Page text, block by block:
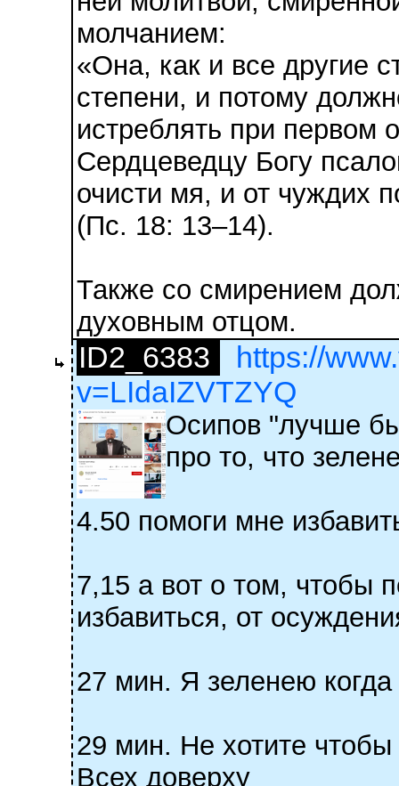
молчанием:
«Она, как и все другие
степени, и потому
истреблять при
Сердцеведцу Богу
очисти мя, и от чуждих
(Пс. 18: 13–14).
Также со смирением
духовным отцом.
ID2_6383
https://
v=LIdaIZVTZYQ
Осипов "лучше
про то, что
4.50 помоги мне
7,15 а вот о том, чтобы
избавиться, от
27 мин. Я зеленею
29 мин. Не хотите
Всех доверху